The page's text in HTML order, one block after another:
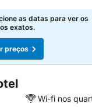
as datas para ver os
exatos.
preços
Wi-fi nos